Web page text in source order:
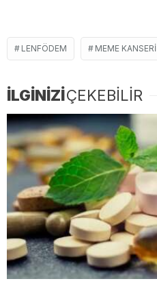
LENFÖDEM MEME KANSERI
İLGİNİZİÇEKEBİLİR